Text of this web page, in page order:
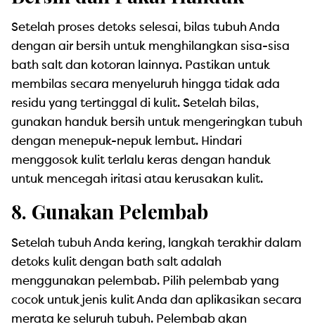
Setelah proses detoks selesai, bilas tubuh Anda
dengan air bersih untuk menghilangkan sisa-sisa
bath salt dan kotoran lainnya. Pastikan untuk
membilas secara menyeluruh hingga tidak ada
residu yang tertinggal di kulit. Setelah bilas,
gunakan handuk bersih untuk mengeringkan tubuh
dengan menepuk-nepuk lembut. Hindari
menggosok kulit terlalu keras dengan handuk
untuk mencegah iritasi atau kerusakan kulit.
8. Gunakan Pelembab
Setelah tubuh Anda kering, langkah terakhir dalam
detoks kulit dengan bath salt adalah
menggunakan pelembab. Pilih pelembab yang
cocok untuk jenis kulit Anda dan aplikasikan secara
merata ke seluruh tubuh. Pelembab akan